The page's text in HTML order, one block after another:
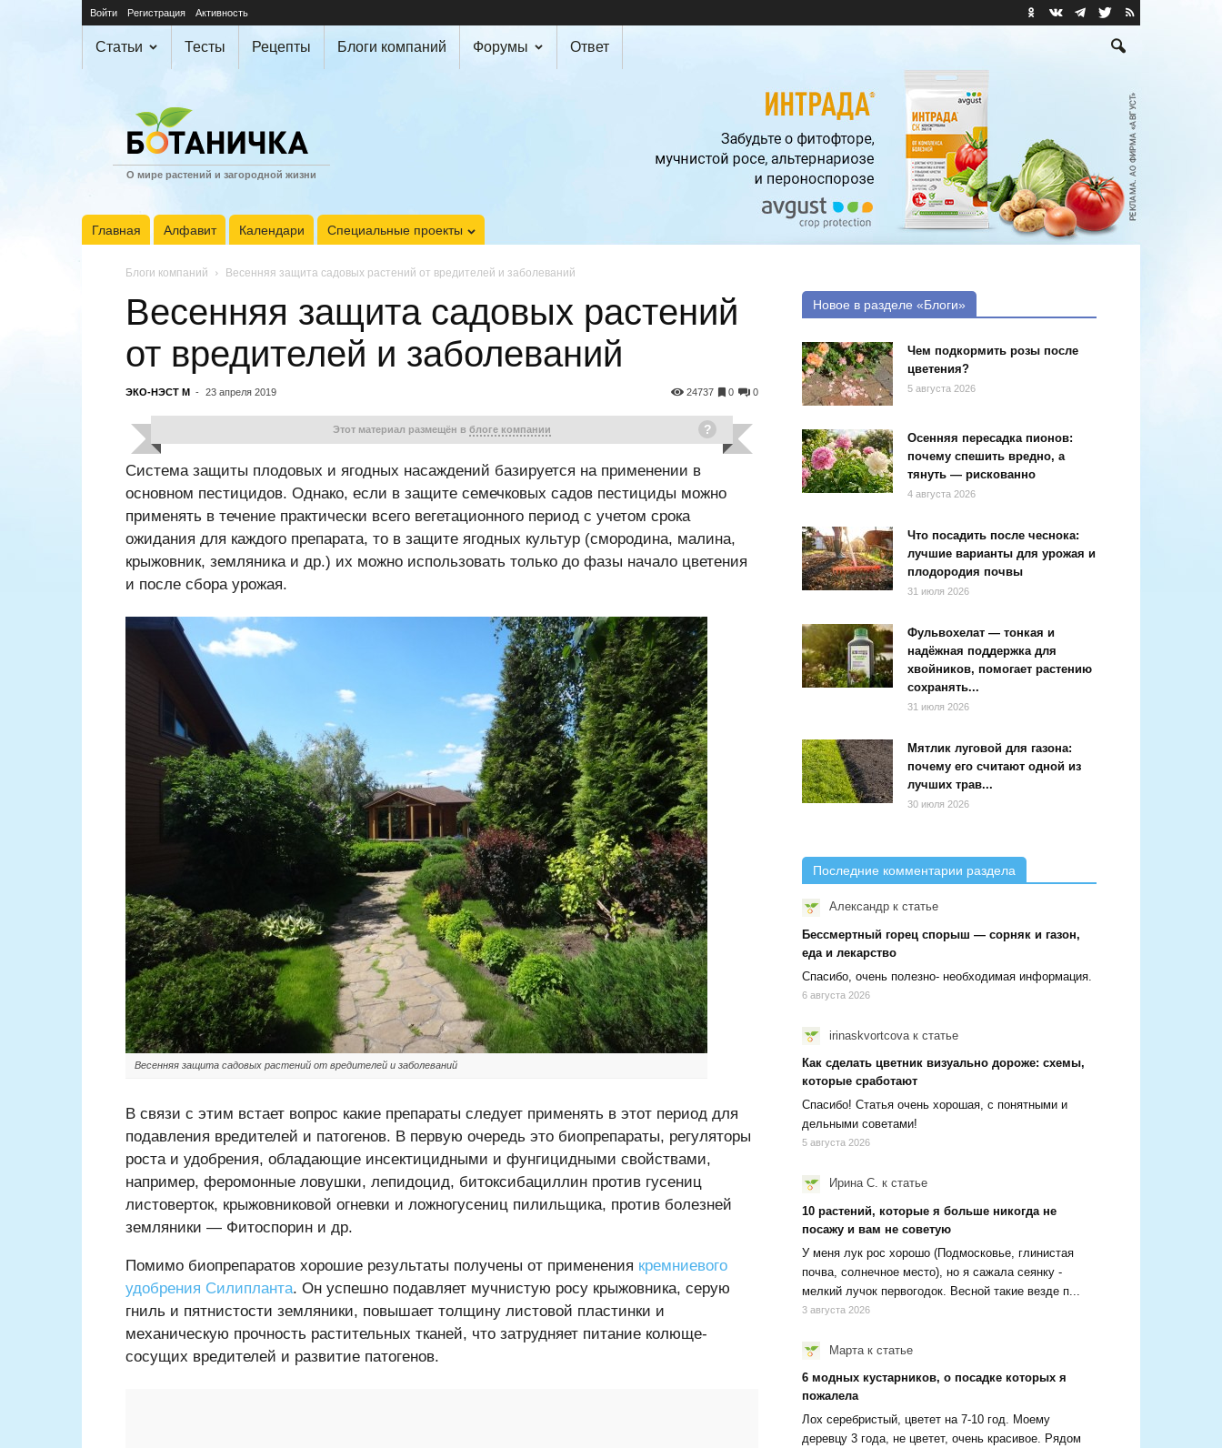
Войти Регистрация Активность
Статьи Тесты Рецепты Блоги компаний Форумы Ответ
О мире растений и загородной жизни
Главная Алфавит Календари Специальные проекты
Блоги компаний Весенняя защита садовых растений от вредителей и заболеваний
Весенняя защита садовых растений
от вредителей и заболеваний
ЭКО-НЭСТ М - 23 апреля 2019 0
0
24737
Этот материал размещён в блоге компании
Система защиты плодовых и ягодных насаждений базируется на применении в
основном пестицидов. Однако, если в защите семечковых садов пестициды можно
применять в течение практически всего вегетационного период с учетом срока
ожидания для каждого препарата, то в защите ягодных культур (смородина, малина,
крыжовник, земляника и др.) их можно использовать только до фазы начало цветения
и после сбора урожая.
Весенняя защита садовых растений от вредителей и заболеваний
В связи с этим встает вопрос какие препараты следует применять в этот период для
подавления вредителей и патогенов. В первую очередь это биопрепараты, регуляторы
роста и удобрения, обладающие инсектицидными и фунгицидными свойствами,
например, феромонные ловушки, лепидоцид, битоксибациллин против гусениц
листоверток, крыжовниковой огневки и ложногусениц пилильщика, против болезней
земляники — Фитоспорин и др.
Помимо биопрепаратов хорошие результаты получены от применения кремниевого
удобрения Силипланта. Он успешно подавляет мучнистую росу крыжовника, серую
гниль и пятнистости земляники, повышает толщину листовой пластинки и
механическую прочность растительных тканей, что затрудняет питание колюще-
сосущих вредителей и развитие патогенов.
Новое в разделе «Блоги»
Чем подкормить розы после
цветения?
5 августа 2026
Осенняя пересадка пионов:
почему спешить вредно, а
тянуть — рискованно
4 августа 2026
Что посадить после чеснока:
лучшие варианты для урожая и
плодородия почвы
31 июля 2026
Фульвохелат — тонкая и
надёжная поддержка для
хвойников, помогает растению
сохранять...
31 июля 2026
Мятлик луговой для газона:
почему его считают одной из
лучших трав...
30 июля 2026
Последние комментарии раздела
Александр к статье
Бессмертный горец спорыш — сорняк и газон,
еда и лекарство
Спасибо, очень полезно- необходимая информация.
6 августа 2026
irinaskvortcova к статье
Как сделать цветник визуально дороже: схемы,
которые сработают
Спасибо! Статья очень хорошая, с понятными и
дельными советами!
5 августа 2026
Ирина С. к статье
10 растений, которые я больше никогда не
посажу и вам не советую
У меня лук рос хорошо (Подмосковье, глинистая
почва, солнечное место), но я сажала сеянку -
мелкий лучок первогодок. Весной такие везде п...
3 августа 2026
Марта к статье
6 модных кустарников, о посадке которых я
пожалела
Лох серебристый, цветет на 7-10 год. Моему
деревцу 3 года, не цветет, очень красивое. Рядом